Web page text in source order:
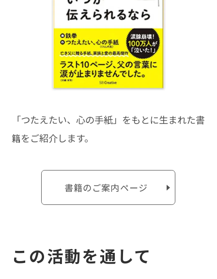
「つたえたい、⼼の⼿紙」をもとに⽣まれた書
籍をご紹介します。
書籍のご案内ページ
この活動を通して